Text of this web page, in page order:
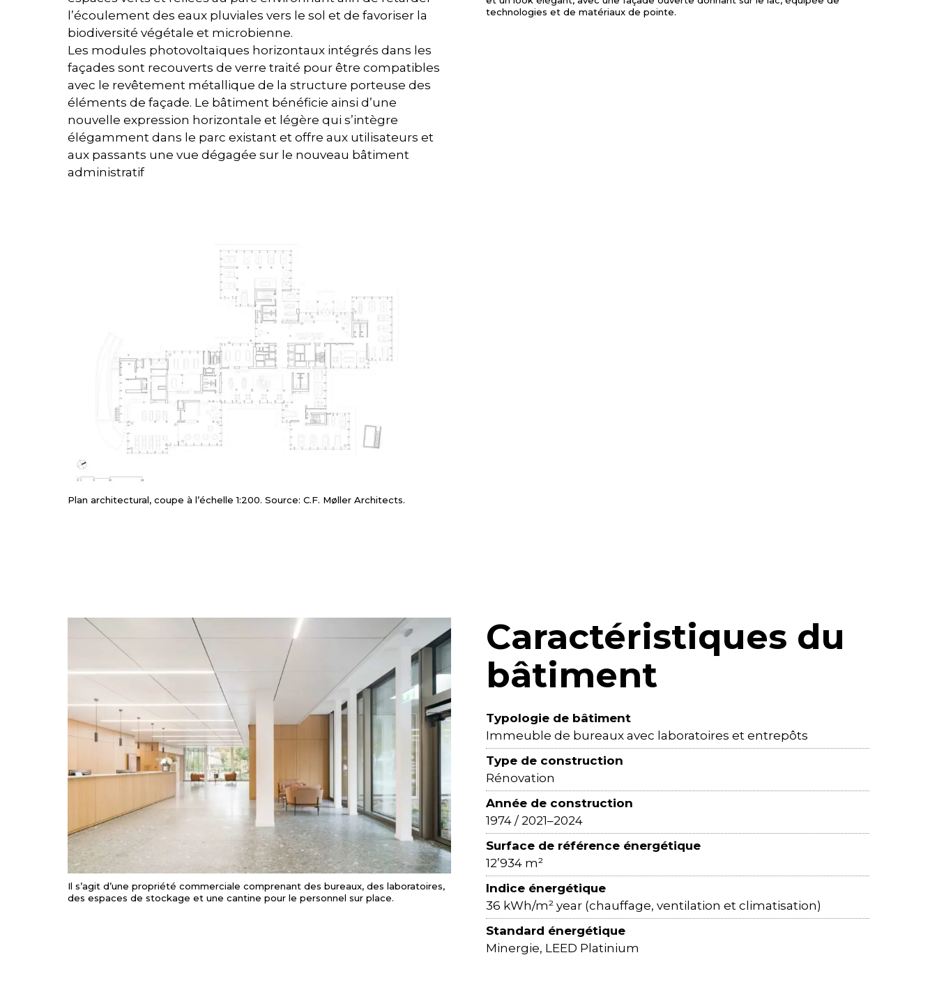
l’écoulement des eaux pluviales vers le sol et de favoriser la
biodiversité végétale et microbienne.
Les modules photovoltaïques horizontaux intégrés dans les
façades sont recouverts de verre traité pour être compatibles
avec le revêtement métallique de la structure porteuse des
éléments de façade. Le bâtiment bénéficie ainsi d’une
nouvelle expression horizontale et légère qui s’intègre
élégamment dans le parc existant et offre aux utilisateurs et
aux passants une vue dégagée sur le nouveau bâtiment
administratif
Plan architectural, coupe à l’échelle 1:200. Source: C.F. Møller Architects.
technologies et de matériaux de pointe.
Il s’agit d’une propriété commerciale comprenant des bureaux, des laboratoires,
des espaces de stockage et une cantine pour le personnel sur place.
Caractéristiques du
bâtiment
Typologie de bâtiment
Immeuble de bureaux avec laboratoires et entrepôts
Type de construction
Rénovation
Année de construction
1974 / 2021–2024
Surface de référence énergétique
12’934 m²
Indice énergétique
36 kWh/m² year (chauffage, ventilation et climatisation)
Standard énergétique
Minergie, LEED Platinium